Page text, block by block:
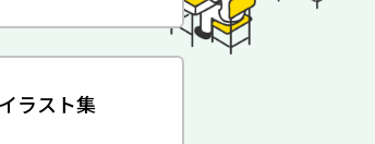
イラスト集